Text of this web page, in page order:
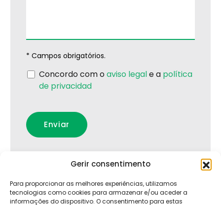
Gerir consentimento
Para proporcionar as melhores experiências, utilizamos
tecnologias como cookies para armazenar e/ou aceder a
informações do dispositivo. O consentimento para estas
* Campos obrigatórios.
Concordo com o aviso legale a política
de privacidad